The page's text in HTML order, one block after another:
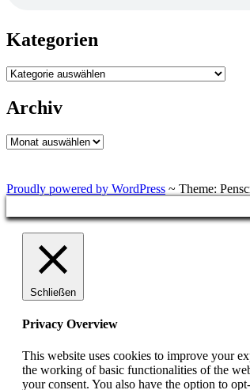
Kategorien
Kategorien
Archiv
Archiv
Proudly powered by WordPress ~ Theme:
Schließen
Privacy Overview
This website uses cookies to improve your
the working of basic functionalities of the
your consent. You also have the option to